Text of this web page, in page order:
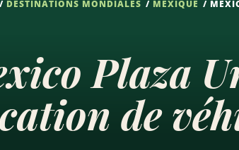
DESTINATIONS MONDIALES MEXIQUE
Plaza
de